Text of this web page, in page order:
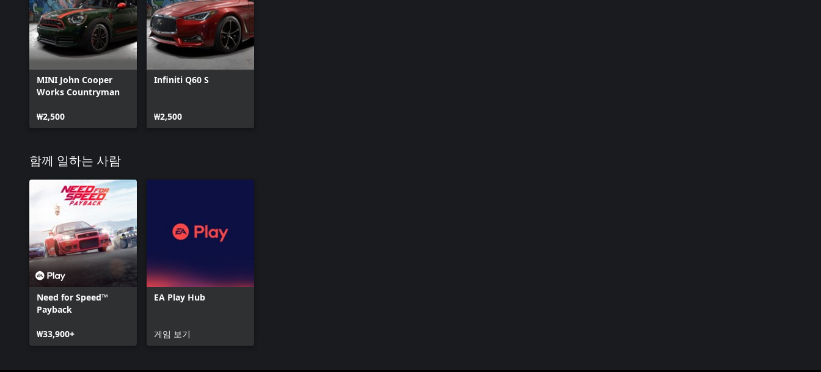
MINI John Cooper
Works Countryman
₩2,500
Infiniti Q60 S
₩2,500
함께 일하는 사람
Need for Speed™
Payback
₩33,900+
EA Play Hub
게임 보기